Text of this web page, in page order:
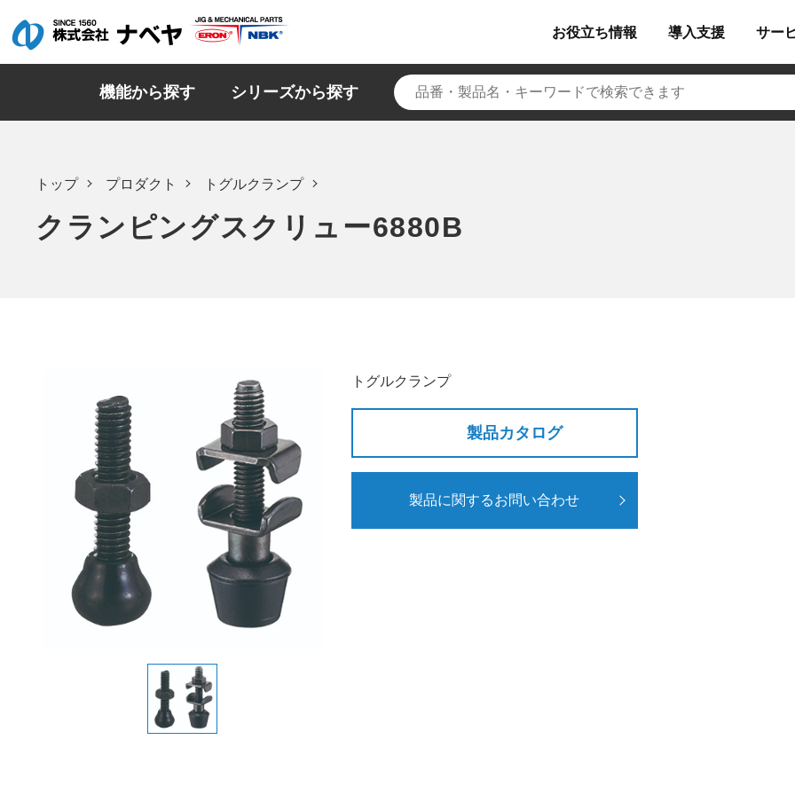
お役立ち情報 導入支援 サー
機能から探す シリーズから探す
トップ プロダクト トグルクランプ
クランピングスクリュー6880B
トグルクランプ
製品カタログ
製品に関するお問い合わせ